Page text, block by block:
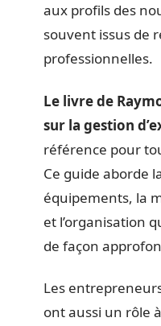
aux profils des
souvent issus de
professionnelles.
Le livre de
sur la gestion
référence pour
Ce guide aborde
équipements, la
et l’organisation
de façon
Les
ont aussi un rôle